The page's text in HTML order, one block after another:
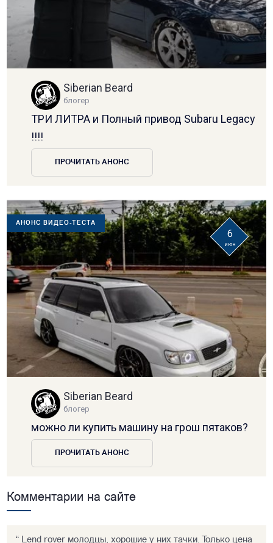
Siberian Beard
блогер
ТРИ ЛИТРА и Полный привод Subaru Legacy
!!!!
ПРОЧИТАТЬ АНОНС
АНОНС ВИДЕО-ТЕСТА
6
июн
Siberian Beard
блогер
можно ли купить машину на грош пятаков?
ПРОЧИТАТЬ АНОНС
Комментарии на сайте
“ Lend rover молодцы, хорошие у них тачки. Только цена